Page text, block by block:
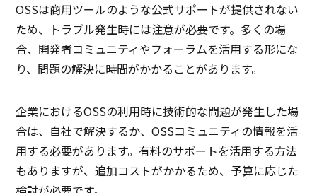
OSSは商用ツールのような公式サポートが提供されない
ため、トラブル発生時には注意が必要です。多くの場
合、開発者コミュニティやフォーラムを活用する形にな
り、問題の解決に時間がかかることがあります。
企業におけるOSSの利用時に技術的な問題が発生した場
合は、自社で解決するか、OSSコミュニティの情報を活
用する必要があります。有料のサポートを活用する方法
もありますが、追加コストがかかるため、予算に応じた